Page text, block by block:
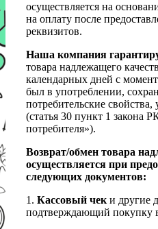
осуществляется на
на оплату после
реквизитов.
Наша компания
товара надлежащего
календарных дней с
был в употреблении,
потребительские
(статья 30 пункт 1 закона
потребителя»).
Возврат/обмен товара
осуществляется при
следующих документов:
1. Кассовый чеки другие
подтверждающий покупку